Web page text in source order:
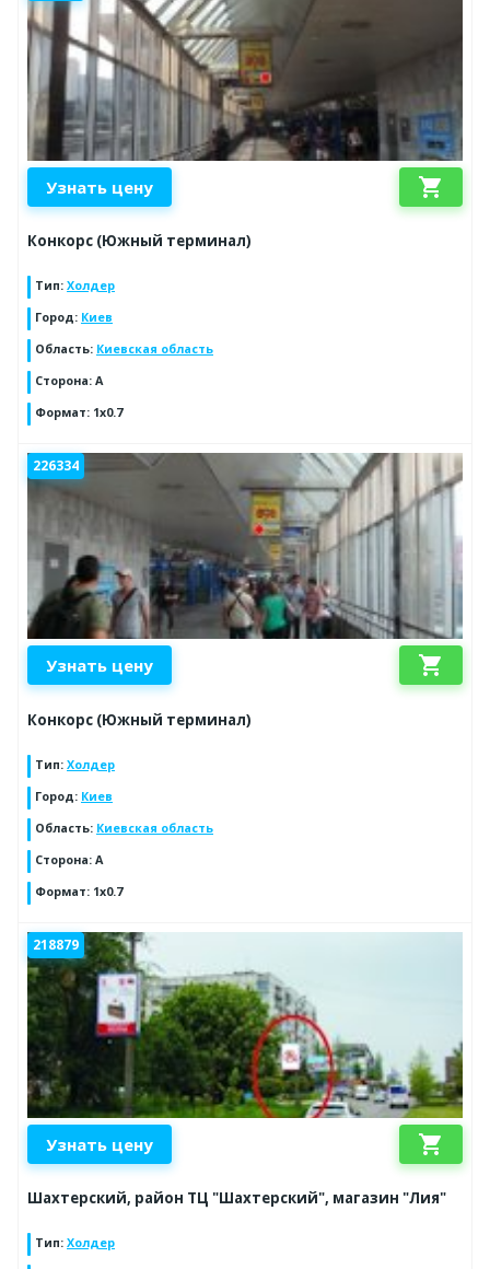
Узнать цену shopping_cart
Конкорс (Южный терминал)
Тип: Холдер
Город: Киев
Область: Киевская область
Сторона: A
Формат: 1x0.7
226334
Узнать цену shopping_cart
Конкорс (Южный терминал)
Тип: Холдер
Город: Киев
Область: Киевская область
Сторона: A
Формат: 1x0.7
218879
Узнать цену shopping_cart
Шахтерский, район ТЦ "Шахтерский", магазин "Лия"
Тип: Холдер